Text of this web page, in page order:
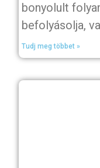
bonyolult
befolyásolja,
Tudj meg többet »